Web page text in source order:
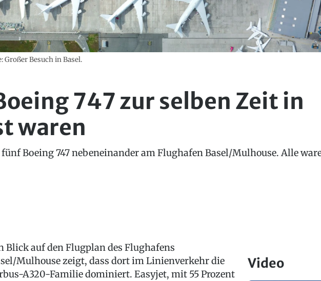
Großer Besuch in Basel.
747 zur selben Zeit in
waren
Boeing 747 nebeneinander am Flughafen Basel/Mulhouse. Alle
Blick auf den Flugplan des Flughafens
Mulhouse zeigt, dass dort im Linienverkehr die
A320-Familie dominiert. Easyjet, mit 55 Prozent
Video